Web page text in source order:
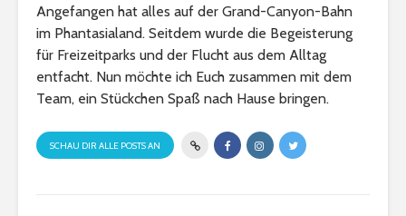
Angefangen hat alles auf der Grand-Canyon-Bahn
im Phantasialand. Seitdem wurde die Begeisterung
für Freizeitparks und der Flucht aus dem Alltag
entfacht. Nun möchte ich Euch zusammen mit dem
Team, ein Stückchen Spaß nach Hause bringen.
SCHAU DIR ALLE POSTS AN